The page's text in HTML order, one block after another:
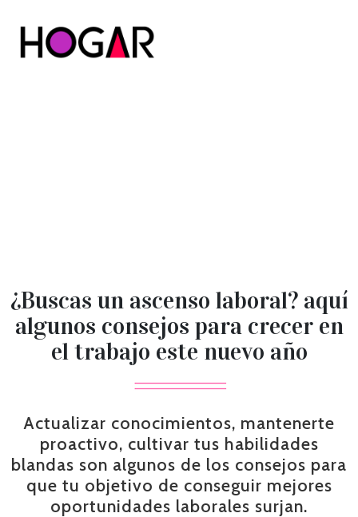
¿Buscas un ascenso laboral? aquí
algunos consejos para crecer en
el trabajo este nuevo año
Actualizar conocimientos, mantenerte
proactivo, cultivar tus habilidades
blandas son algunos de los consejos para
que tu objetivo de conseguir mejores
oportunidades laborales surjan.